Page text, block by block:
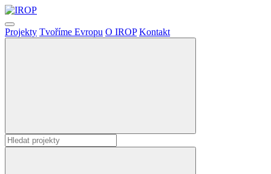
Projekty Tvoříme Evropu O IROP Kontakt